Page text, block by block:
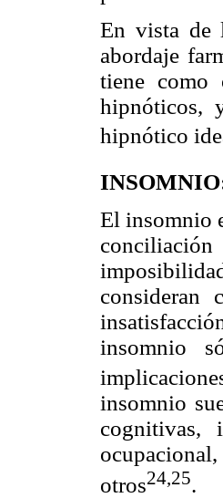
En vista de
abordaje
tiene como
hipnóticos,
hipnótico
El insomnio
consideran
insomnio
insomnio
cognitivas,
otros24,25.